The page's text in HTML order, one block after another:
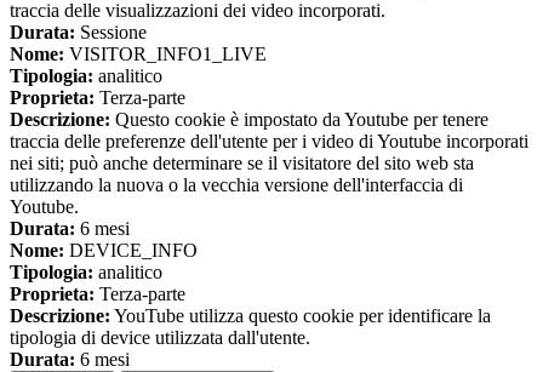
traccia delle visualizzazioni dei video incorporati.
Durata: Sessione
Nome: VISITOR_INFO1_LIVE
Tipologia: analitico
Proprieta: Terza-parte
Descrizione: Questo cookie è impostato da Youtube per tenere
traccia delle preferenze dell'utente per i video di Youtube incorporati
nei siti; può anche determinare se il visitatore del sito web sta
utilizzando la nuova o la vecchia versione dell'interfaccia di
Youtube.
Durata: 6 mesi
Nome: DEVICE_INFO
Tipologia: analitico
Proprieta: Terza-parte
Descrizione: YouTube utilizza questo cookie per identificare la
tipologia di device utilizzata dall'utente.
Durata: 6 mesi